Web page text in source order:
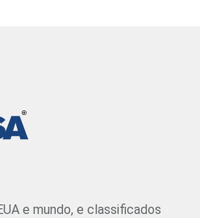
e mundo, e classificados